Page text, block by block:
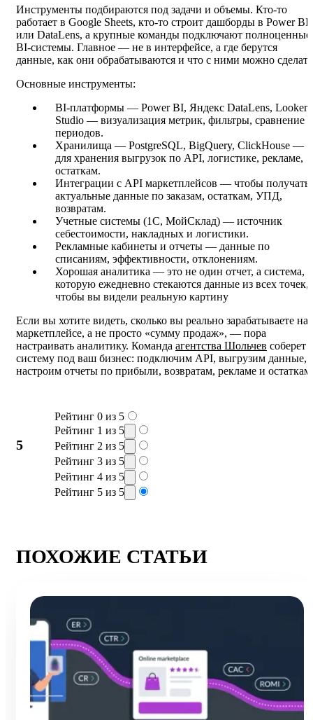
Инструменты подбираются под задачи и объемы. Кто-то
работает в Google Sheets, кто-то строит дашборды в Power BI
или DataLens, а крупные команды подключают полноценные
BI-системы. Главное — не в интерфейсе, а где берутся
данные, как они обрабатываются и что с ними можно
Основные инструменты:
BI-платформы — Power BI, Яндекс DataLens, Looker
Studio — визуализация метрик, фильтры, сравнение
периодов.
Хранилища — PostgreSQL, BigQuery, ClickHouse —
для хранения выгрузок по API, логистике, рекламе,
остаткам.
Интеграции с API маркетплейсов — чтобы получать
актуальные данные по заказам, остаткам, УПД,
возвратам.
Учетные системы (1С, МойСклад) — источник
себестоимости, накладных и логистики.
Рекламные кабинеты и отчеты — данные по
списаниям, эффективности, отклонениям.
Хорошая аналитика — это не один отчет, а система, в
которую ежедневно стекаются данные из всех точек,
чтобы вы видели реальную картину
Если вы хотите видеть, сколько вы реально зарабатываете на
маркетплейсе, а не просто «сумму продаж», — пора
настраивать аналитику. Команда агентства Шольчев соберет
систему под ваш бизнес: подключим API, выгрузим данные,
настроим отчеты по прибыли, возвратам, рекламе и остаткам.
5
Рейтинг 0 из 5
Рейтинг 1 из 5
Рейтинг 2 из 5
Рейтинг 3 из 5
Рейтинг 4 из 5
Рейтинг 5 из 5
ПОХОЖИЕ СТАТЬИ